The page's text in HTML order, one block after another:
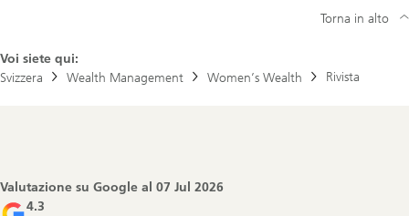
Voi siete qui:
Svizzera
Wealth Management Women’s Wealth Rivista
Torna in alto
Valutazione su Google al 07 Jul 2026
4.3